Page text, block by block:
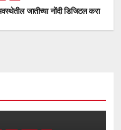
जातीच्या नोंदी डिजिटल करा